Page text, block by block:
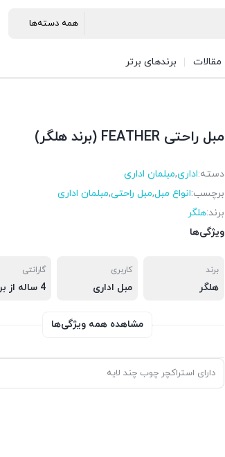
مقالات برندهای برتر
مبل راحتی FEATHER (برند هلگر)
دسته:اداری,مبلمان اداری
برچسب:انواع مبل,مبل راحتی,مبلمان اداری
برند:هلگر
ویژگی‌ها
برند
هلگر
کاربری
مبل اداری
گارانتی
مشاهده همه ویژگی‌ها
دارای استراکچر چوب چند لایه